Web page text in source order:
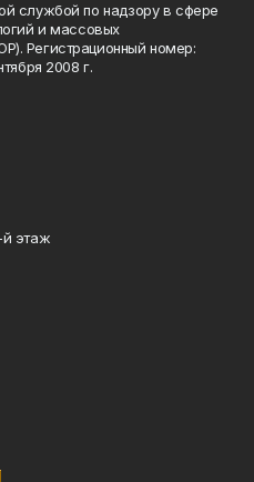
службой по надзору в сфере
и массовых
Регистрационный номер:
2008 г.
й этаж